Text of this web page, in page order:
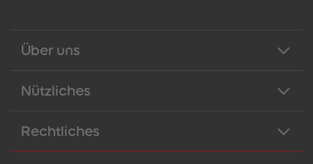
Über uns
Nützliches
Rechtliches